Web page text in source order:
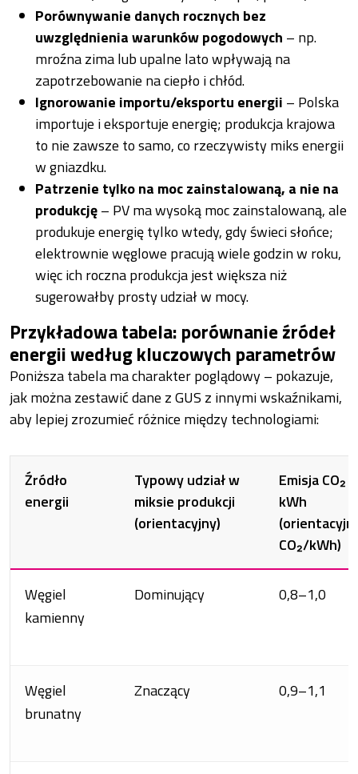
Porównywanie danych rocznych bez
uwzględnienia warunków pogodowych – np.
mroźna zima lub upalne lato wpływają na
zapotrzebowanie na ciepło i chłód.
Ignorowanie importu/eksportu energii – Polska
importuje i eksportuje energię; produkcja krajowa
to nie zawsze to samo, co rzeczywisty miks energii
w gniazdku.
Patrzenie tylko na moc zainstalowaną, a nie na
produkcję– PV ma wysoką moc zainstalowaną, ale
produkuje energię tylko wtedy, gdy świeci słońce;
elektrownie węglowe pracują wiele godzin w roku,
więc ich roczna produkcja jest większa niż
sugerowałby prosty udział w mocy.
Przykładowa tabela: porównanie źródeł
energii według kluczowych parametrów
Poniższa tabela ma charakter poglądowy – pokazuje,
jak można zestawić dane z GUS z innymi wskaźnikami,
aby lepiej zrozumieć różnice między technologiami:
Źródło
energii
Typowy udział w
miksie produkcji
(orientacyjny)
Emisja CO₂
kWh
CO₂/kWh)
Węgiel
kamienny
Dominujący 0,8–1,0
Węgiel
brunatny
Znaczący 0,9–1,1